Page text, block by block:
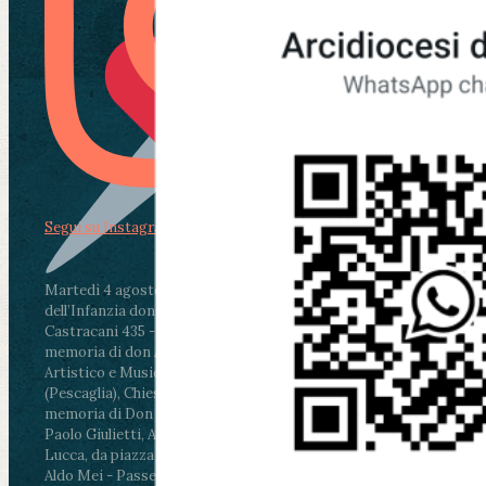
Martedì 4 agosto2026
ore 11:30 - Lucca, Scuola
dell’Infanzia don Aldo Mei - Viale Castruccio
Castracani 435 - Inaugurazione murales in
memoria di don Aldo Mei curato dal Liceo
Artistico e Musicale “Passaglia”
ore 18 - Fiano
(Pescaglia), Chiesa parrocchiale - Messa in
memoria di Don Aldo Mei celebrata da mons.
Paolo Giulietti, Arcivescovo di Lucca
ore 20.30 -
Lucca, da piazza San Michele al Cippo di don
Aldo Mei - Passeggiata della Memoria in alcuni
Segui su Instagram